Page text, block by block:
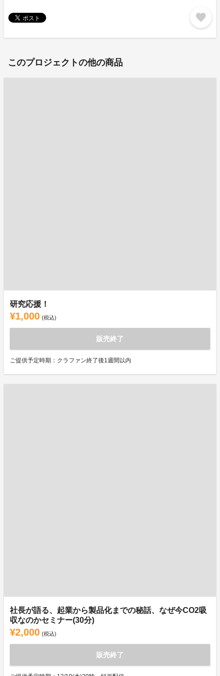
favorite
このプロジェクトの他の商品
研究応援！
¥1,000 (税込)
販売終了
ご提供予定時期：クラファン終了後1週間以内
社長が語る、起業から製品化までの秘話、なぜ今CO2吸
収なのかセミナー(30分)
¥2,000 (税込)
販売終了